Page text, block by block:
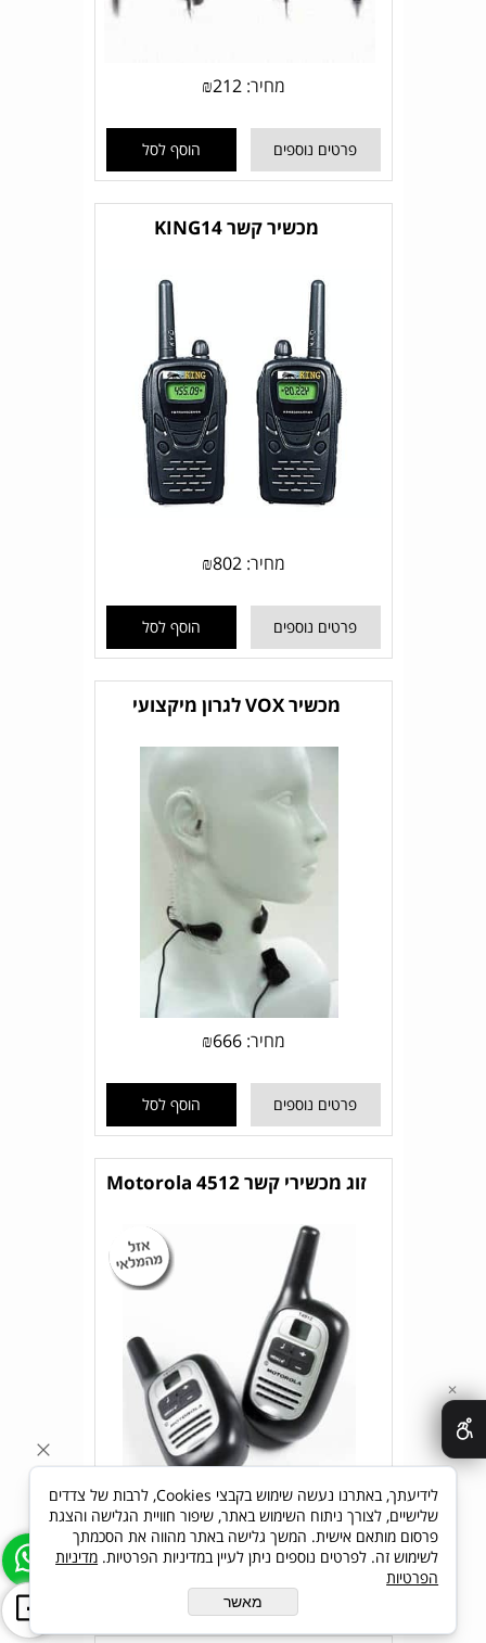
מחיר: ₪212
פרטים נוספים הוסף לסל
מכשיר קשר KING14
מחיר: ₪802
פרטים נוספים הוסף לסל
מכשיר VOX לגרון מיקצועי
מחיר: ₪666
פרטים נוספים הוסף לסל
זוג מכשירי קשר Motorola 4512
מחיר: ₪212
✕
לידיעתך, באתרנו נעשה שימוש בקבצי Cookies, לרבות של צדדים
שלישיים, לצורך ניתוח השימוש באתר, שיפור חוויית הגלישה והצגת
פרסום מותאם אישית. המשך גלישה באתר מהווה את הסכמתך
לשימוש זה. לפרטים נוספים ניתן לעיין במדיניות הפרטיות. מדיניות
הפרטיות
מאשר